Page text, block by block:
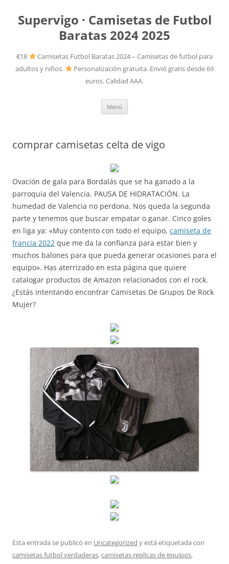
Supervigo · Camisetas de Futbol
Baratas 2024 2025
€18
Camisetas Futbol Baratas 2024 – Camisetas de futbol para
adultos y niños.
Personalización gratuita. Envió gratis desde 69
euros. Calidad AAA.
Menú
comprar camisetas celta de vigo
Ovación de gala para Bordalás que se ha ganado a la
parroquia del Valencia. PAUSA DE HIDRATACIÓN. La
humedad de Valencia no perdona. Nos queda la segunda
parte y tenemos que buscar empatar o ganar. Cinco goles
en liga ya: «Muy contento con todo el equipo, camiseta de
francia 2022 que me da la confianza para estar bien y
muchos balones para que pueda generar ocasiones para el
equipo». Has aterrizado en esta página que quiere
catalogar productos de Amazon relacionados con el rock.
¿Estás intentando encontrar Camisetas De Grupos De Rock
Mujer?
Esta entrada se publicó en Uncategorized y está etiquetada con
camisetas futbol verdaderas,camisetas replicas de equipos,